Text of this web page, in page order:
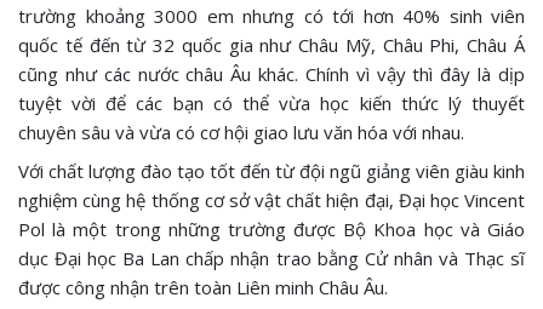
trường khoảng 3000 em nhưng có tới hơn 40% sinh viên
quốc tế đến từ 32 quốc gia như Châu Mỹ, Châu Phi, Châu Á
cũng như các nước châu Âu khác. Chính vì vậy thì đây là dịp
tuyệt vời để các bạn có thể vừa học kiến thức lý thuyết
chuyên sâu và vừa có cơ hội giao lưu văn hóa với nhau.
Với chất lượng đào tạo tốt đến từ đội ngũ giảng viên giàu kinh
nghiệm cùng hệ thống cơ sở vật chất hiện đại, Đại học Vincent
Pol là một trong những trường được Bộ Khoa học và Giáo
dục Đại học Ba Lan chấp nhận trao bằng Cử nhân và Thạc sĩ
được công nhận trên toàn Liên minh Châu Âu.